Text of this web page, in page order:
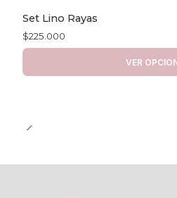
Set Lino Rayas
$225.000
VER